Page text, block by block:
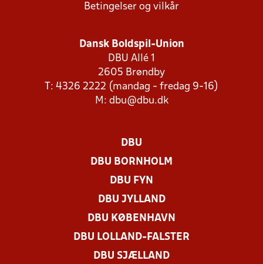
Betingelser og vilkår
Dansk Boldspil-Union
DBU Allé 1
2605 Brøndby
T: 4326 2222 (mandag - fredag 9-16)
M: dbu@dbu.dk
DBU
DBU BORNHOLM
DBU FYN
DBU JYLLAND
DBU KØBENHAVN
DBU LOLLAND-FALSTER
DBU SJÆLLAND